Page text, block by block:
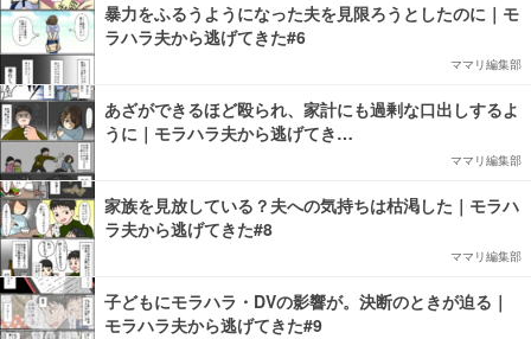
暴力をふるうようになった夫を見限ろうとしたのに｜モ
ラハラ夫から逃げてきた#6
ママリ編集部
あざができるほど殴られ、家計にも過剰な口出しするよ
うに｜モラハラ夫から逃げてき…
ママリ編集部
家族を見放している？夫への気持ちは枯渇した｜モラハ
ラ夫から逃げてきた#8
ママリ編集部
子どもにモラハラ・DVの影響が。決断のときが迫る｜
モラハラ夫から逃げてきた#9